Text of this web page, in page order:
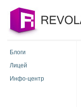
Блоги
Лицей
Инфо-центр